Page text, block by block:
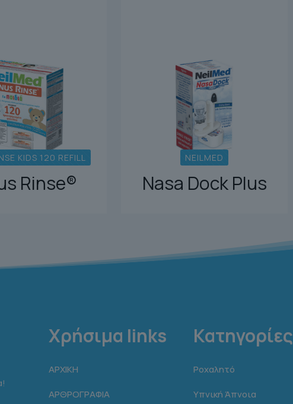
KIDS 120 REFILL
Rinse®
NEILMED
Nasa Dock Plus
Χρήσιμα links
ΑΡΧΙΚΗ
ΑΡΘΡΟΓΡΑΦΙΑ
Κατηγορίες
Ροχαλητό
Υπνική Άπνοια